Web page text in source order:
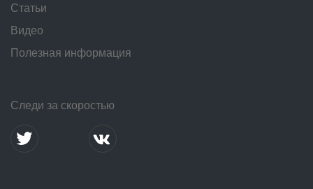
Статьи
Видео
Полезная информация
Следи за скоростью